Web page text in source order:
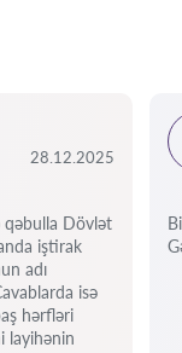
28.12.2025
qəbulla Dövlət
iştirak
adı
isə
hərfləri
layihənin